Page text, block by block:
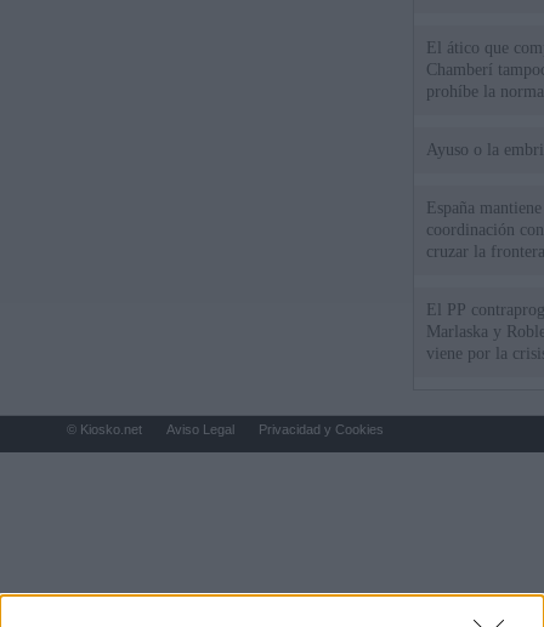
El ático que
Chamberí
prohíbe la
Ayuso o la
España
coordinación
cruzar la
El PP
Marlaska y
viene por la
© Kiosko.net Aviso Legal Privacidad y Cookies